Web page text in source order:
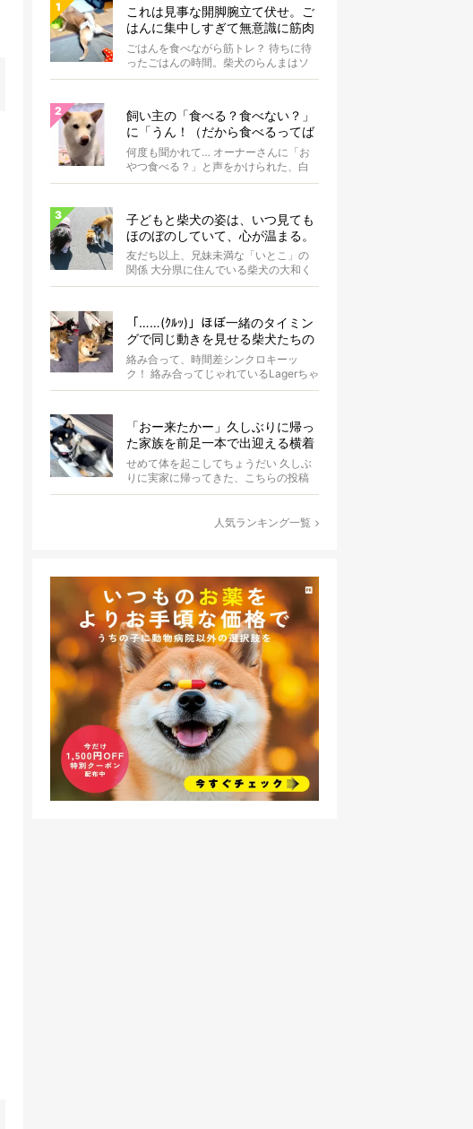
これは見事な開脚腕立て伏せ。ご
はんに集中しすぎて無意識に筋肉
を喜ばせている柴犬にじわる【動
画】
ごはんを食べながら筋トレ？ 待ちに待
ったごはんの時間。柴犬のらんまはソ
ワソワと落ち着かず、歩き回っていま
飼い主の「食べる？食べない？」
に「うん！（だから食べるってば
何回聞くの）」と答える柴犬可愛
い【動画】
何度も聞かれて… オーナーさんに「お
やつ食べる？」と声をかけられた、白
柴のぶらん。あまりのことに、しばら
子どもと柴犬の姿は、いつ見ても
ほのぼのしていて、心が温まる。
友だち以上、兄妹未満な「いとこ」の
関係 大分県に住んでいる柴犬の大和く
ん。Instagramにたびたび登場する...
「……(ｸﾙｯ)」ほぼ一緒のタイミン
グで同じ動きを見せる柴犬たちの
シンクロっぷりがなんだかスゴイ
絡み合って、時間差シンクロキーッ
ク！ 絡み合ってじゃれているLagerちゃ
んとaleちゃん。いったいどんな体勢...
「おー来たかー」久しぶりに帰っ
た家族を前足一本で出迎える横着
柴犬【動画】
せめて体を起こしてちょうだい 久しぶ
りに実家に帰ってきた、こちらの投稿
者さん。するとお外でくつろいでいた
人気ランキング一覧